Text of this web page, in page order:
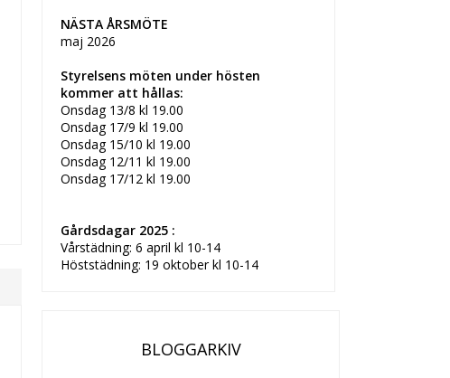
NÄSTA ÅRSMÖTE
maj 2026
Styrelsens möten under hösten
kommer att hållas:
Onsdag 13/8 kl 19.00
Onsdag 17/9 kl 19.00
Onsdag 15/10 kl 19.00
Onsdag 12/11 kl 19.00
Onsdag 17/12 kl 19.00
Gårdsdagar 2025 :
Vårstädning: 6 april kl 10-14
Höststädning: 19 oktober kl 10-14
BLOGGARKIV